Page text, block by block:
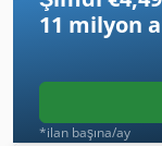
11 milyon
*ilan başına/ay